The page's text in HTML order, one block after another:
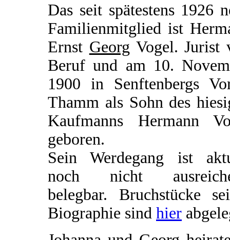
Das seit spätestens 1926
Familienmitglied ist
Ernst Georg Vogel. Jurist
Beruf und am 10.
1900 in Senftenbergs
Thamm als Sohn des
Kaufmanns Hermann
geboren.
Sein Werdegang ist
noch nicht
belegbar. Bruchstücke
Biographie sind hier